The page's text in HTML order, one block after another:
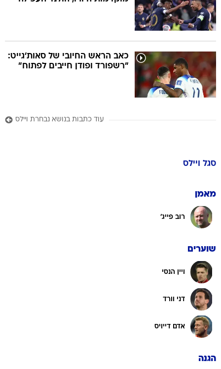
כאב הראש החיובי של סאות'גייט:
"רשפורד ופודן חייבים לפתוח"
עוד כתבות בנושא נבחרת ויילס
סגל ויילס
מאמן
רוב פייג'
שוערים
ויין הנסי
דני וורד
אדם דייויס
הגנה